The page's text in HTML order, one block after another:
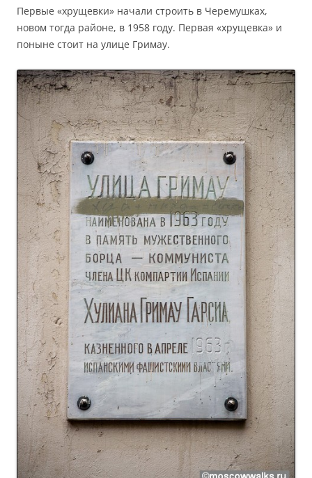
Первые «хрущевки» начали строить в Черемушках,
новом тогда районе, в 1958 году. Первая «хрущевка» и
поныне стоит на улице Гримау.